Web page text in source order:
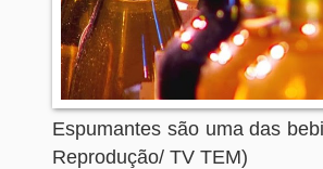
Espumantes são uma das
Reprodução/ TV TEM)